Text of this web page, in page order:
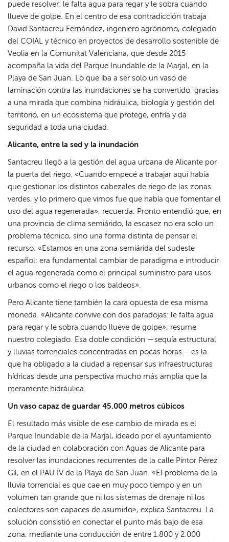
puede resolver: le falta agua para regar y le sobra cuando
llueve de golpe. En el centro de esa contradicción trabaja
David Santacreu Fernández, ingeniero agrónomo, colegiado
del COIAL y técnico en proyectos de desarrollo sostenible de
Veolia en la Comunitat Valenciana, que desde 2015
acompaña la vida del Parque Inundable de la Marjal, en la
Playa de San Juan. Lo que iba a ser solo un vaso de
laminación contra las inundaciones se ha convertido, gracias
a una mirada que combina hidráulica, biología y gestión del
territorio, en un ecosistema que protege, enfría y da
seguridad a toda una ciudad.
Alicante, entre la sed y la inundación
Santacreu llegó a la gestión del agua urbana de Alicante por
la puerta del riego. «Cuando empecé a trabajar aquí había
que gestionar los distintos cabezales de riego de las zonas
verdes, y lo primero que vimos fue que había que fomentar el
uso del agua regenerada», recuerda. Pronto entendió que, en
una provincia de clima semiárido, la escasez no era solo un
problema técnico, sino una forma distinta de pensar el
recurso: «Estamos en una zona semiárida del sudeste
español: era fundamental cambiar de paradigma e introducir
el agua regenerada como el principal suministro para usos
urbanos como el riego o los baldeos».
Pero Alicante tiene también la cara opuesta de esa misma
moneda. «Alicante convive con dos paradojas: le falta agua
para regar y le sobra cuando llueve de golpe», resume
nuestro colegiado. Esa doble condición —sequía estructural
y lluvias torrenciales concentradas en pocas horas— es la
que ha obligado a la ciudad a repensar sus infraestructuras
hídricas desde una perspectiva mucho más amplia que la
meramente hidráulica.
Un vaso capaz de guardar 45.000 metros cúbicos
El resultado más visible de ese cambio de mirada es el
Parque Inundable de la Marjal, ideado por el ayuntamiento
de la ciudad en colaboración con Aguas de Alicante para
resolver las inundaciones recurrentes de la calle Pintor Pérez
Gil, en el PAU IV de la Playa de San Juan. «El problema de la
lluvia torrencial es que cae en muy poco tiempo y en un
volumen tan grande que ni los sistemas de drenaje ni los
colectores son capaces de asumirlo», explica Santacreu. La
solución consistió en conectar el punto más bajo de esa
zona, mediante una conducción de entre 1.800 y 2.000